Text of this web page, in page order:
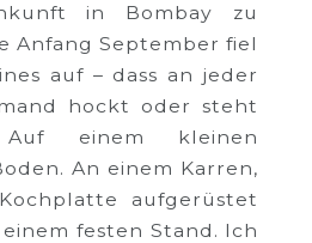
in Bombay zu
Anfang September fiel
auf – dass an jeder
hockt oder steht
einem kleinen
An einem Karren,
aufgerüstet
festen Stand. Ich